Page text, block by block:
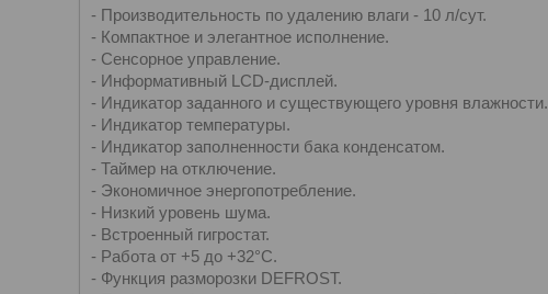
- Производительность по удалению влаги - 10 л/сут.
- Компактное и элегантное исполнение.
- Сенсорное управление.
- Информативный LCD-дисплей.
- Индикатор заданного и существующего уровня влажности.
- Индикатор температуры.
- Индикатор заполненности бака конденсатом.
- Таймер на отключение.
- Экономичное энергопотребление.
- Низкий уровень шума.
- Встроенный гигростат.
- Работа от +5 до +32°С.
- Функция разморозки DEFROST.